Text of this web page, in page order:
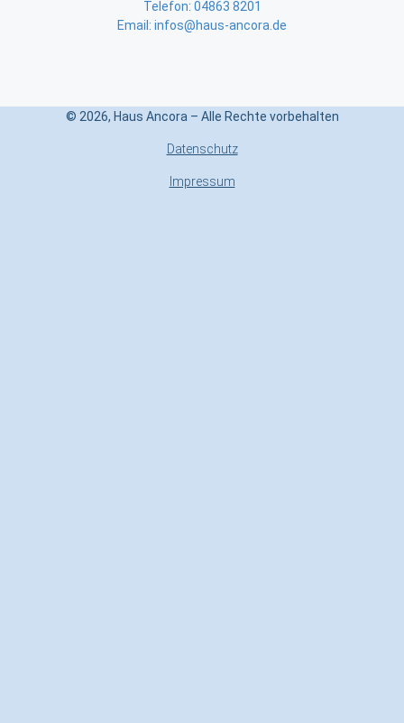
Telefon: 04863 8201
Email: infos@haus-ancora.de
© 2026, Haus Ancora – Alle Rechte vorbehalten
Datenschutz
Impressum